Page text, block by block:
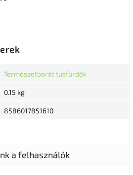
Természetbarát tusfürdők
0.15 kg
8586017851610